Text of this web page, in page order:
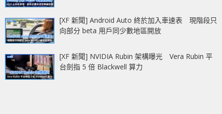
[XF 新聞] Android Auto 終於加入車速表 現階段只
向部分 beta 用戶同少數地區開放
[XF 新聞] NVIDIA Rubin 架構曝光 Vera Rubin 平
台劍指 5 倍 Blackwell 算力